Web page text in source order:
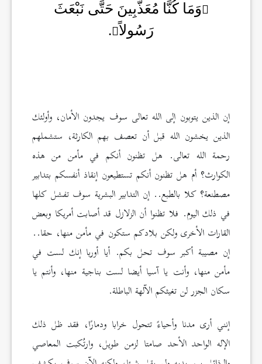
وَمَا كُنَّا مُعَذّبِينَ حَتَّى نَبْعَثَ
رَسُولاً .
إن الذين يتوبون إلى الله تعالى سوف يجدون الأمان، وأولئك
الذين يخشون الله قبل أن تعصف بهم الكارثة، ستشملهم
رحمة الله تعالى. هل تظنون أنكم في مأمن من هذه
الكوارث؟ أم هل تظنون أنكم تستطيعون إنقاذ أنفسكم بتدابير
مصطنعة؟ كلا بالطبع.. إن التدابير البشرية سوف تفشل كلها
في ذلك اليوم. فلا تظنوا أن الزلازل قد أصابت أمريكا وبعض
القارات الأخرى ولكن بلادكم ستكون في مأمن منها، حقا..
إن مصيبة أكبر سوف تحل بكم. أيا أوربا إنك لست في
مأمن منها، وأنت يا آسيا أيضا لست بناجية منها، وأنتم يا
سكان الجزر لن تغيثكم الآلهة الباطلة.
إنني أرى مدنا وأحياءً تتحول خرابا ودمارًا، فقد ظل ذلك
الإله الواحد الأحد صامتا لزمن طويل، وارتُكبت المعاصي